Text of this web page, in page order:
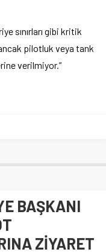
sınırları gibi kritik
pilotluk veya tank
verilmiyor.”
BAŞKANI
ZİYARET